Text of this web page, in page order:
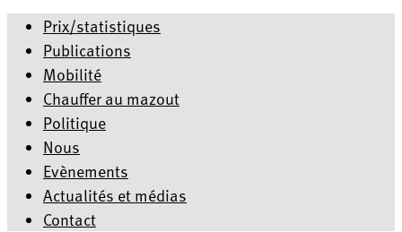
Prix/statistiques
Publications
Mobilité
Chauffer au mazout
Politique
Nous
Evènements
Actualités et médias
Contact